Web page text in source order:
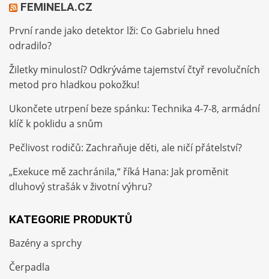
FEMINELA.CZ
První rande jako detektor lži: Co Gabrielu hned
odradilo?
Žiletky minulostí? Odkrýváme tajemství čtyř revolučních
metod pro hladkou pokožku!
Ukončete utrpení beze spánku: Technika 4-7-8, armádní
klíč k poklidu a snům
Pečlivost rodičů: Zachraňuje děti, ale ničí přátelství?
„Exekuce mě zachránila,“ říká Hana: Jak proměnit
dluhový strašák v životní výhru?
KATEGORIE PRODUKTŮ
Bazény a sprchy
Čerpadla